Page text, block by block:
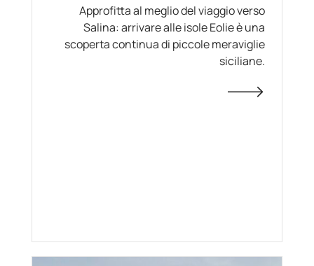
Approfitta al meglio del viaggio verso
Salina: arrivare alle isole Eolie è una
scoperta continua di piccole meraviglie
siciliane.